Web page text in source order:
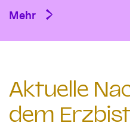
Mehr
Aktuelle
dem